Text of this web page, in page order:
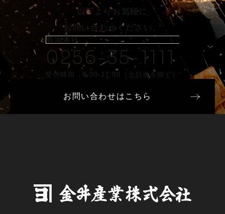
以下よりお気軽に
お問い合わせください。
新潟本社
0256-35-1111
受付時間 8:30-17:30（土日祝を除く）
お問い合わせはこちら